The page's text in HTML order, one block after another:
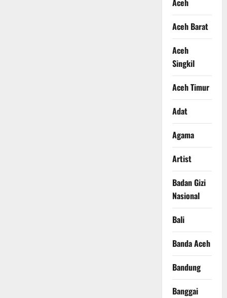
Aceh
Aceh Barat
Aceh
Singkil
Aceh Timur
Adat
Agama
Artist
Badan Gizi
Nasional
Bali
Banda Aceh
Bandung
Banggai